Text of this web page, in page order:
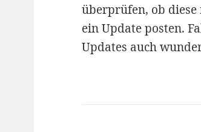
überprüfen, ob
ein Update posten.
Updates auch